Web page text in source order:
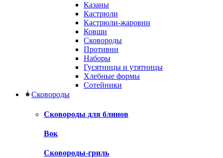
Казаны
Кастрюли
Кастрюли-жаровни
Ковши
Сковороды
Противни
Наборы
Гусятницы и утятницы
Хлебные формы
Сотейники
Сковороды
Сковороды для блинов
Вок
Сковороды-гриль